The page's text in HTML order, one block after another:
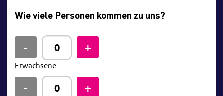
Wie viele Personen kommen zu uns?
Erwachsene